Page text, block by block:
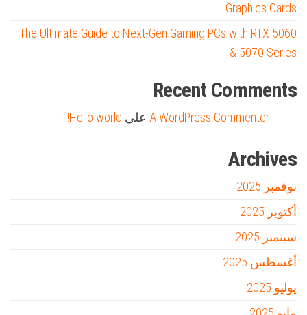
Graphics Cards
The Ultimate Guide to Next-Gen Gaming PCs with RTX 5060
& 5070 Series
Recent Comments
A WordPress Commenter على Hello world!
Archives
نوفمبر 2025
أكتوبر 2025
سبتمبر 2025
أغسطس 2025
يوليو 2025